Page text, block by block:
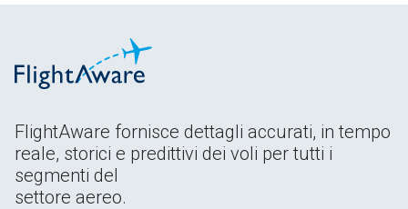
FlightAware fornisce dettagli accurati, in tempo
reale, storici e predittivi dei voli per tutti i
segmenti del
settore aereo.